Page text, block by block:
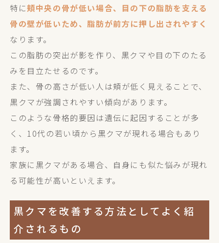
特に頬中央の骨が低い場合、目の下の脂肪を支える
骨の壁が低いため、脂肪が前方に押し出されやすく
なります。
この脂肪の突出が影を作り、黒クマや目の下のたる
みを目立たせるのです。
また、骨の高さが低い人は頬が低く見えることで、
黒クマが強調されやすい傾向があります。
このような骨格的要因は遺伝に起因することが多
く、10代の若い頃から黒クマが現れる場合もあり
ます。
家族に黒クマがある場合、自身にも似た悩みが現れ
る可能性が高いといえます。
黒クマを改善する方法としてよく紹
介されるもの